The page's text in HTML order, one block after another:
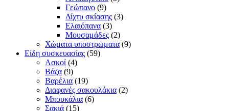
Γεώπανο (9)
Δίχτυ σκίασης (3)
Ελαιόπανα (3)
Μουσαμάδες (2)
Χώματα υποστρώματα (9)
Είδη συσκευασίας (59)
Ασκοί (4)
Βάζα (9)
Βαρέλια (19)
Διαφανές σακουλάκια (2)
Μπουκάλια (6)
Σακιά (15)